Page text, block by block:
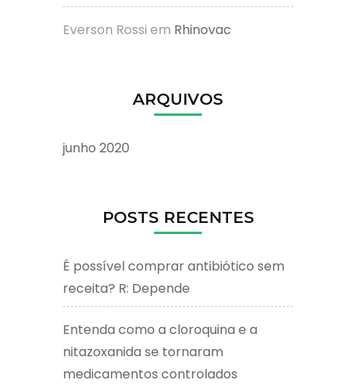
Everson Rossi em Rhinovac
ARQUIVOS
junho 2020
POSTS RECENTES
É possível comprar antibiótico sem
receita? R: Depende
Entenda como a cloroquina e a
nitazoxanida se tornaram
medicamentos controlados